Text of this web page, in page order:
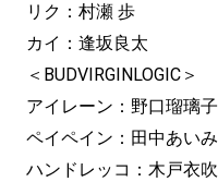
リク：村瀬 歩
カイ：逢坂良太
＜BUDVIRGINLOGIC＞
アイレーン：野口瑠璃子
ペイペイン：田中あいみ
ハンドレッコ：木戸衣吹